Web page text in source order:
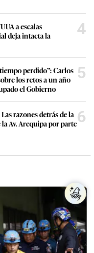
a escalas
deja intacta la
4
perdido”: Carlos
los retos a un año
el Gobierno
5
razones detrás de la
Av. Arequipa por parte6